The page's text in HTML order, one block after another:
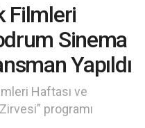
Filmleri
Sinema
Yapıldı
Haftası ve
programı